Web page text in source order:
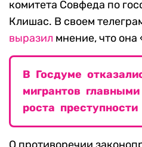
комитета Совфеда по
Клишас. В своем
выразил мнение, что
В Госдуме
мигрантов
роста преступности